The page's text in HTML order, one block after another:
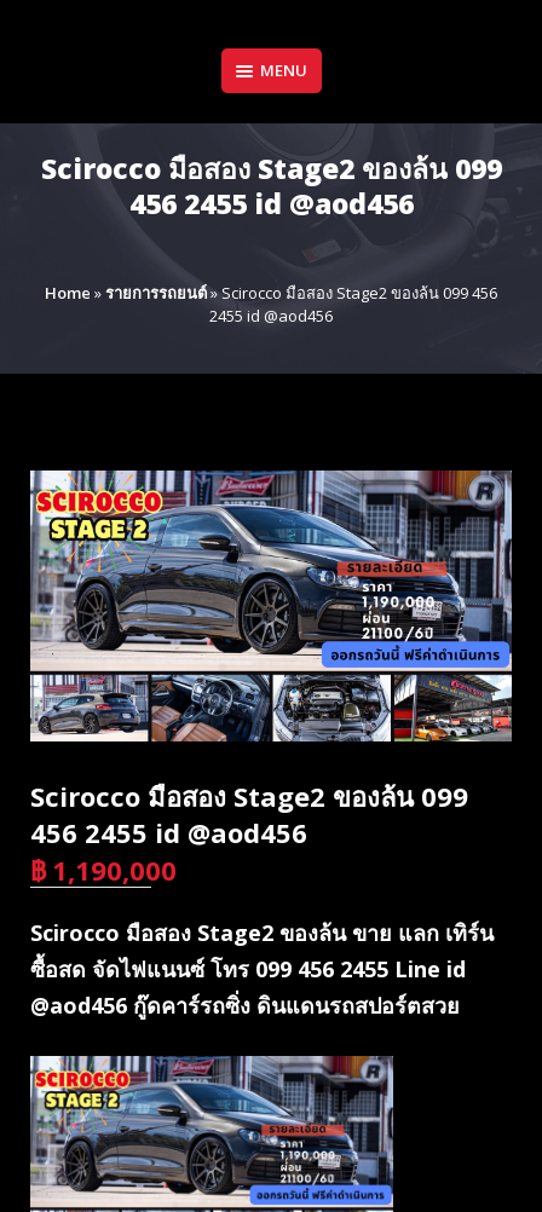
MENU
Scirocco มือสอง Stage2 ของล้น 099
456 2455 id @aod456
Home »รายการรถยนต์»Scirocco มือสอง Stage2 ของล้น 099 456
2455 id @aod456
Scirocco มือสอง Stage2 ของล้น 099
456 2455 id @aod456
฿ 1,190,000
Scirocco มือสอง Stage2 ของล้น ขาย แลก เทิร์น
ซื้อสด จัดไฟแนนซ์ โทร 099 456 2455 Line id
@aod456 กู๊ดคาร์รถซิ่ง ดินแดนรถสปอร์ตสวย